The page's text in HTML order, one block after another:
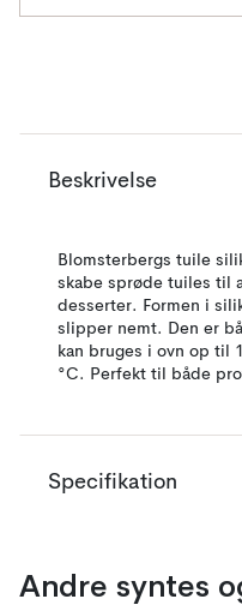
Beskrivelse
Blomsterbergs tuile
skabe sprøde tuiles til
desserter. Formen i
slipper nemt. Den er
kan bruges i ovn op til
°C. Perfekt til både
Specifikation
Andre syntes